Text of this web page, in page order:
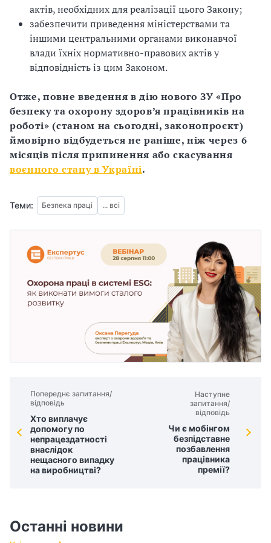
актів, необхідних для реалізації цього Закону;
забезпечити приведення міністерствами та
іншими центральними органами виконавчої
влади їхніх нормативно-правових актів у
відповідність із цим Законом.
Отже, повне введення в дію нового ЗУ «Про
безпеку та охорону здоров’я працівників на
роботі» (станом на сьогодні, законопроєкт)
ймовірно відбудеться не раніше, ніж через 6
місяців після припинення або скасування
воєнного стану в Україні.
Теми: Безпека праці ... всі
Попереднє запитання/
відповідь
Хто виплачує
допомогу по
непрацездатності
внаслідок
нещасного випадку
на виробництві?
Наступне
запитання/
відповідь
Чи є мобінгом
безпідставне
позбавлення
працівника
премії?
Останні новини